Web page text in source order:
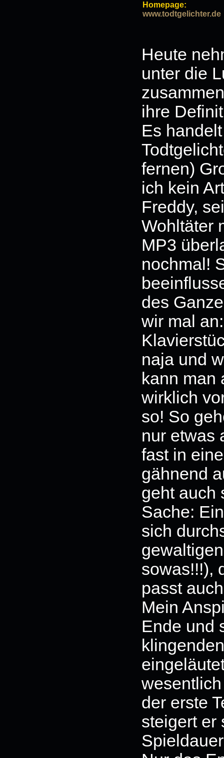
Homepage:
www.todtgelichter.de
Heute
unter die
ihre
Es
fernen)
ich kein
Freddy,
Wohltäter
MP3
nochmal!
des
wir mal
naja und
kann man
wirklich
so! So
nur etwas
fast in
gähnend
geht auch
Sache:
sich
sowas!!!),
passt
Mein
Ende und
der erste
steigert er